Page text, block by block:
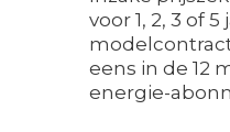
voor 1, 2, 3 of
eens in de 12
energie-